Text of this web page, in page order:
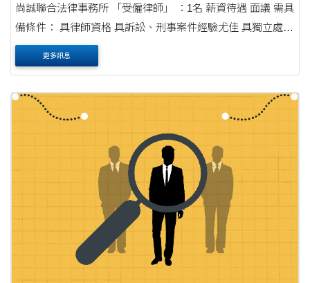
尚誠聯合法律事務所 「受僱律師」 ：1名 薪資待遇 面議 需具
備條件： 具律師資格 具訴訟、刑事案件經驗尤佳 具獨立處理
案件能力者佳 「法務行政助理....
更多訊息